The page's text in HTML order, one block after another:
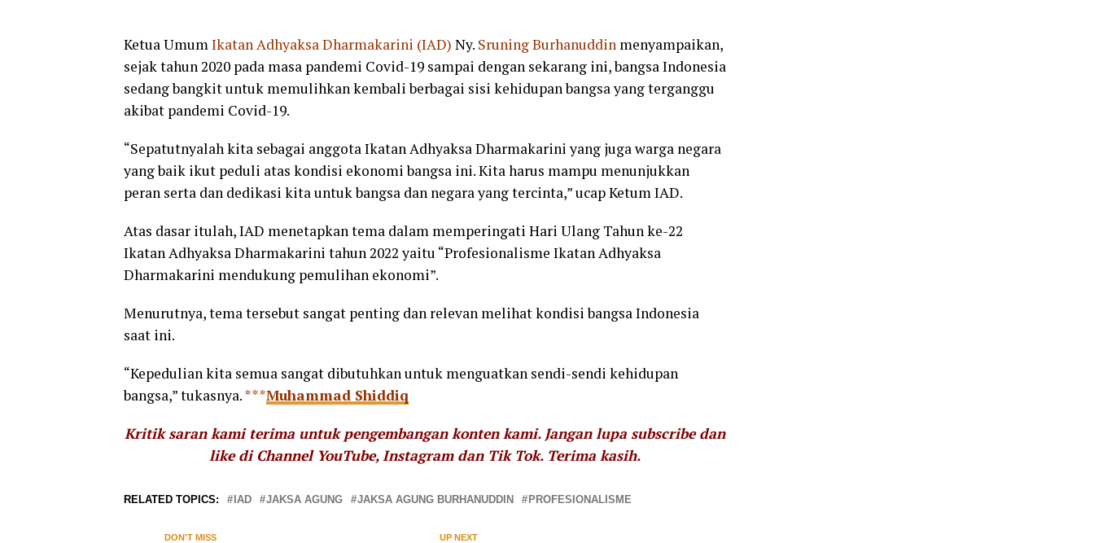
Ketua UmumIkatan Adhyaksa Dharmakarini (IAD) Ny. Sruning Burhanuddin menyampaikan,
sejak tahun 2020 pada masa pandemi Covid-19 sampai dengan sekarang ini, bangsa Indonesia
sedang bangkit untuk memulihkan kembali berbagai sisi kehidupan bangsa yang terganggu
akibat pandemi Covid-19.
“Sepatutnyalah kita sebagai anggota Ikatan Adhyaksa Dharmakarini yang juga warga negara
yang baik ikut peduli atas kondisi ekonomi bangsa ini. Kita harus mampu menunjukkan
peran serta dan dedikasi kita untuk bangsa dan negara yang tercinta,” ucap Ketum IAD.
Atas dasar itulah, IAD menetapkan tema dalam memperingati Hari Ulang Tahun ke-22
Ikatan Adhyaksa Dharmakarini tahun 2022 yaitu “Profesionalisme Ikatan Adhyaksa
Dharmakarini mendukung pemulihan ekonomi”.
Menurutnya, tema tersebut sangat penting dan relevan melihat kondisi bangsa Indonesia
saat ini.
“Kepedulian kita semua sangat dibutuhkan untuk menguatkan sendi-sendi kehidupan
bangsa,” tukasnya.***Muhammad Shiddiq
Kritik saran kami terima untuk pengembangan konten kami. Jangan lupa subscribe dan
like di Channel YouTube, Instagram dan Tik Tok. Terima kasih.
RELATED TOPICS: IAD JAKSA AGUNG JAKSA AGUNG BURHANUDDIN PROFESIONALISME
UP NEXT
DON'T MISS